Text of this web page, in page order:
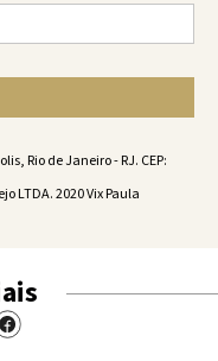
Rio de Janeiro - RJ. CEP:
LTDA. 2020 Vix Paula